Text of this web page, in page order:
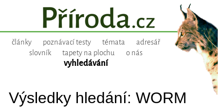
články poznávací testy témata
adresář
slovník
tapety na plochu o nás
vyhledávání
Výsledky hledání: WORM